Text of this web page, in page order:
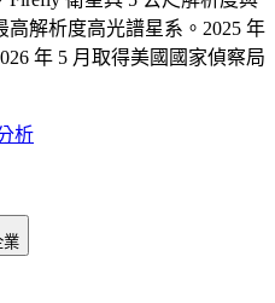
高解析度高光譜星系。2025 年
年 5 月取得美國國家偵察局
析
業